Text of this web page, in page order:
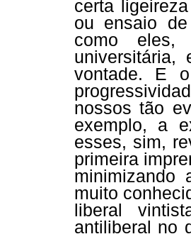
certa
ou ensaio
como eles,
universitária,
vontade. E
nossos tão
exemplo, a
esses, sim,
primeira
minimizando
muito
liberal
antiliberal no